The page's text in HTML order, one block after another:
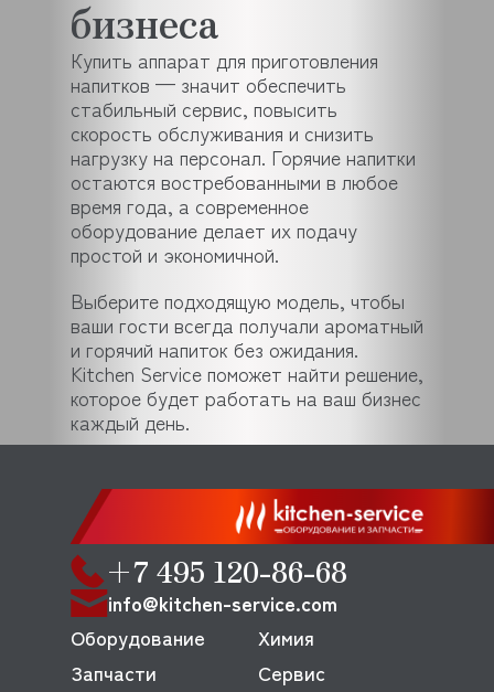
бизнеса
Купить аппарат для приготовления
напитков — значит обеспечить
стабильный сервис, повысить
скорость обслуживания и снизить
нагрузку на персонал. Горячие напитки
остаются востребованными в любое
время года, а современное
оборудование делает их подачу
простой и экономичной.
Выберите подходящую модель, чтобы
ваши гости всегда получали ароматный
и горячий напиток без ожидания.
Kitchen Service поможет найти решение,
которое будет работать на ваш бизнес
каждый день.
+7 495 120-86-68
info@kitchen-service.com
Оборудование
Запчасти
Химия
Сервис